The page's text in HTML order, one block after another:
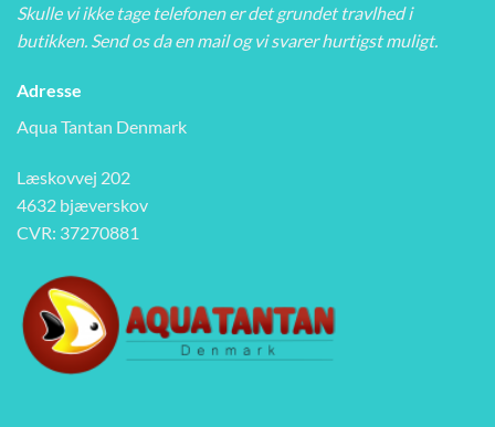
Skulle vi ikke tage telefonen er det grundet travlhed i
butikken. Send os da en mail og vi svarer hurtigst muligt.
Adresse
Aqua Tantan Denmark
Læskovvej 202
4632 bjæverskov
CVR: 37270881